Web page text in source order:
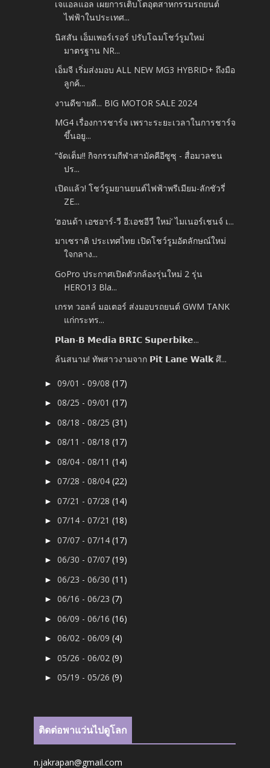
เจแอลแอล เผยการเติบโตอุตสาหกรรมรถยนต์
ไฟฟ้าในประเทศ...
นิสสัน เอ็มเพอร์เรอร์ ปรับโฉมโชว์รูมใหม่
มาตรฐาน NR...
เอ็มจี เริ่มส่งมอบ ALL NEW MG3 HYBRID+ ถึงมือ
ลูกค้...
งานดีขายดี... BIG MOTOR SALE 2024
MG4 เรื่องการชาร์จ เพราะระยะเวลาในการชาร์จ
ขึ้นอยู...
“จัดเต็ม!! กิจกรรมกีฬาสามัคคีอีซูซุ - สื่อมวลชน
ปร...
เปิดแล้ว! โชว์รูมยานยนต์ไฟฟ้าพรีเมียม-ลักชัวรี่
ZE...
‘ฮอนด้า เอชอาร์-วี อี:เอชอีวี ใหม่’ ไมเนอร์เชนจ์ เ...
มาเซราติ ประเทศไทย เปิดโชว์รูมอัตลักษณ์ใหม่
ใจกลาง...
GoPro ประกาศเปิดตัวกล้องรุ่นใหม่ 2 รุ่น
HERO13 Bla...
เกรท วอลล์ มอเตอร์ ส่งมอบรถยนต์ GWM TANK
แก่กระทร...
𝗣𝗹𝗮𝗻-𝗕 𝗠𝗲𝗱𝗶𝗮 𝗕𝗥𝗜𝗖 𝗦𝘂𝗽𝗲𝗿𝗯𝗶𝗸𝗲...
ล้นสนาม! ทัพสาวงามจาก 𝗣𝗶𝘁 𝗟𝗮𝗻𝗲 𝗪𝗮𝗹𝗸 ศึ...
►09/01 - 09/08(17)
►08/25 - 09/01(17)
►08/18 - 08/25(31)
►08/11 - 08/18(17)
►08/04 - 08/11(14)
►07/28 - 08/04(22)
►07/21 - 07/28(14)
►07/14 - 07/21(18)
►07/07 - 07/14(17)
►06/30 - 07/07(19)
►06/23 - 06/30(11)
►06/16 - 06/23(7)
►06/09 - 06/16(16)
►06/02 - 06/09(4)
►05/26 - 06/02(9)
►05/19 - 05/26(9)
ติดต่อพาแว่นไปดูโลก
n.jakrapan@gmail.com